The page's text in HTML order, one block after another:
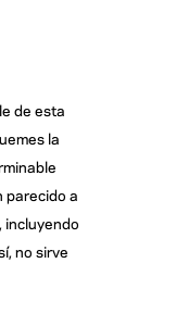
de esta
la
parecido a
incluyendo
no sirve